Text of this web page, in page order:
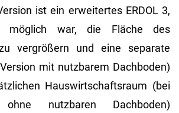
ist ein erweitertes ERDOL 3,
war, die Fläche des
vergrößern und eine separate
mit nutzbarem Dachboden)
Hauswirtschaftsraum (bei
nutzbaren Dachboden)